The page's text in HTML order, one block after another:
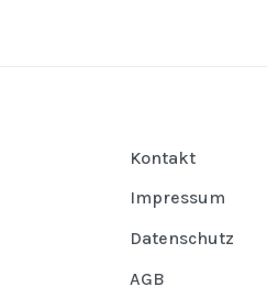
Kontakt
Impressum
Datenschutz
AGB